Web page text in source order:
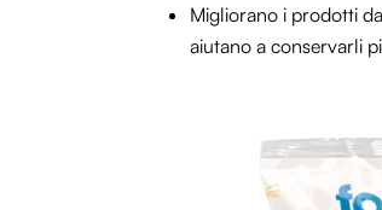
Migliorano i prodotti
aiutano a conservarli